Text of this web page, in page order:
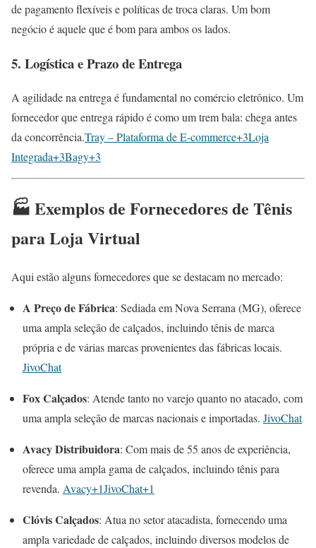
de pagamento flexíveis e políticas de troca claras. Um bom
negócio é aquele que é bom para ambos os lados.
5. Logística e Prazo de Entrega
A agilidade na entrega é fundamental no comércio eletrônico. Um
fornecedor que entrega rápido é como um trem bala: chega antes
da concorrência.Tray – Plataforma de E-commerce+3Loja
Integrada+3Bagy+3
🏭 Exemplos de Fornecedores de Tênis
para Loja Virtual
Aqui estão alguns fornecedores que se destacam no mercado:
A Preço de Fábrica: Sediada em Nova Serrana (MG), oferece
uma ampla seleção de calçados, incluindo tênis de marca
própria e de várias marcas provenientes das fábricas locais.
JivoChat
Fox Calçados: Atende tanto no varejo quanto no atacado, com
uma ampla seleção de marcas nacionais e importadas. JivoChat
Avacy Distribuidora: Com mais de 55 anos de experiência,
oferece uma ampla gama de calçados, incluindo tênis para
revenda. Avacy+1JivoChat+1
Clóvis Calçados: Atua no setor atacadista, fornecendo uma
ampla variedade de calçados, incluindo diversos modelos de